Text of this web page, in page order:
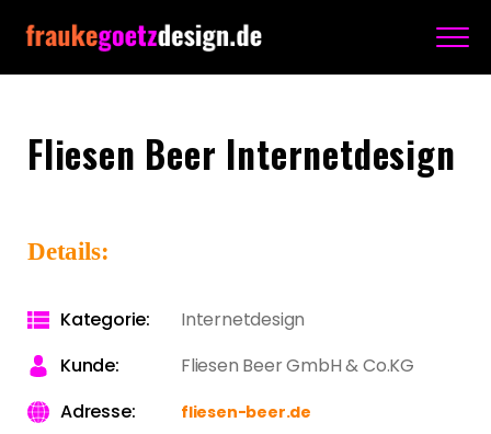
Fliesen Beer Internetdesign
Details:
Kategorie:
Internetdesign
Kunde:
Fliesen Beer GmbH & Co.KG
Adresse:
fliesen-beer.de